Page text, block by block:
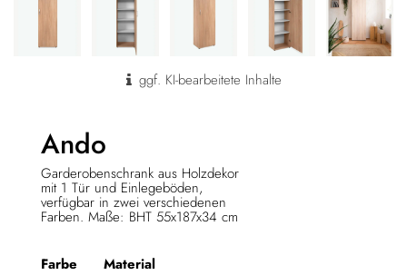
ggf. KI-bearbeitete Inhalte
Ando
Garderobenschrank aus Holzdekor
mit 1 Tür und Einlegeböden,
verfügbar in zwei verschiedenen
Farben. Maße: BHT 55x187x34 cm
Farbe
Material